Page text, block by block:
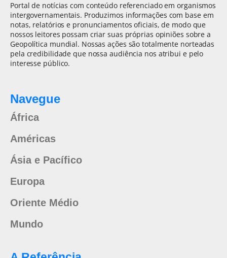
Portal de notícias com conteúdo referenciado em organismos
intergovernamentais. Produzimos informações com base em
notas, relatórios e pronunciamentos oficiais, de modo que
nossos leitores possam criar suas próprias opiniões sobre a
Geopolítica mundial. Nossas ações são totalmente norteadas
pela credibilidade que nossa audiência nos atribui e pelo
interesse público.
Navegue
África
Américas
Ásia e Pacífico
Europa
Oriente Médio
Mundo